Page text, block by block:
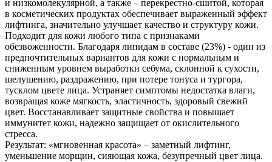
и низкомолекулярной, а также – перекрестно-сшитой, которая
в косметических продуктах обеспечивает выраженный эффект
лифтинга, значительно улучшает качество и структуру кожи.
Подходит для кожи любого типа с признаками
обезвоженности. Благодаря липидам в составе (23%) - один из
предпочтительных вариантов для кожи с нормальным и
сниженным уровнем выработки себума, склонной к сухости,
шелушению, раздражению, при потере тонуса и тургора,
тусклом цвете лица. Устраняет симптомы недостатка влаги,
возвращая коже мягкость, эластичность, здоровый свежий
цвет. Восстанавливает защитные свойства и повышает
иммунитет кожи, надежно защищает от окислительного
стресса.
Результат: «мгновенная красота» – заметный лифтинг,
уменьшение морщин, сияющая кожа, безупречный цвет лица.